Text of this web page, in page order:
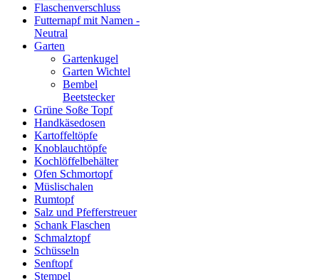
Flaschenverschluss
Futternapf mit Namen -
Neutral
Garten
Gartenkugel
Garten Wichtel
Bembel
Beetstecker
Grüne Soße Topf
Handkäsedosen
Kartoffeltöpfe
Knoblauchtöpfe
Kochlöffelbehälter
Ofen Schmortopf
Müslischalen
Rumtopf
Salz und Pfefferstreuer
Schank Flaschen
Schmalztopf
Schüsseln
Senftopf
Stempel